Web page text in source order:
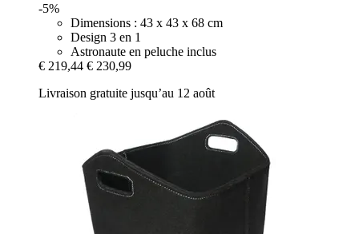
-5%
Dimensions : 43 x 43 x 68 cm
Design 3 en 1
Astronaute en peluche inclus
€ 219,44 € 230,99
Livraison gratuite jusqu’au 12 août